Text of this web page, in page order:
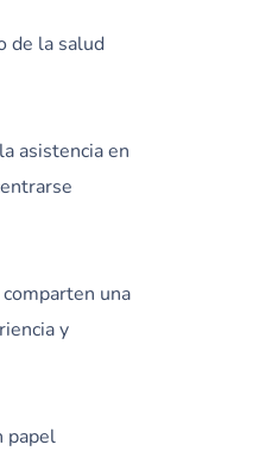
de la salud
asistencia en
una
y
papel